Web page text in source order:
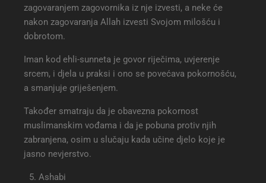
zagovaranjem zagovornika iz nje izvesti, a neke će
nakon zagovaranja Allah izvesti Svojom milošću i
dobrotom.
Iman kod ehli-sunneta je govor riječima, uvjerenje
srcem, i djela u praksi i ono se povećava pokornošću,
a smanjuje griješenjem.
Također smatraju da je obavezna pokornost
muslimanskim vođama i da je pobuna protiv njih
zabranjena, osim u slučaju kada učine djelo koje je
jasno nevjerstvo.
Ashabi